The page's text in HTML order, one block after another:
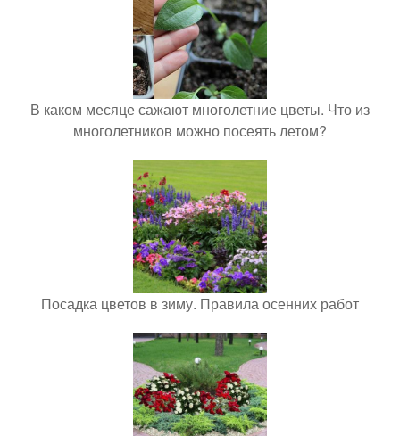
В каком месяце сажают многолетние цветы. Что из
многолетников можно посеять летом?
Посадка цветов в зиму. Правила осенних работ